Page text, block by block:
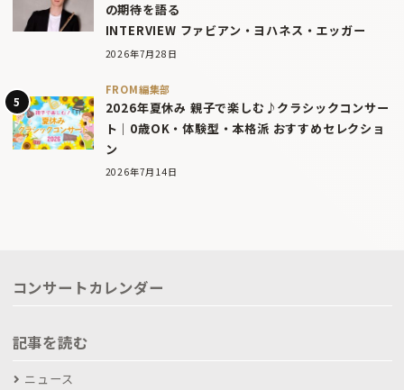
の期待を語る
INTERVIEW ファビアン・ヨハネス・エッガー
2026年7月28日
FROM編集部
2026年夏休み 親子で楽しむ♪クラシックコンサー
ト｜0歳OK・体験型・本格派 おすすめセレクショ
ン
2026年7月14日
コンサートカレンダー
記事を読む
ニュース